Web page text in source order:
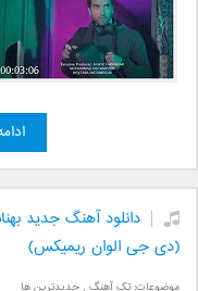
دانلود آهنگ جدید
(دی جی الوان ریمیکس)
موضوعات:تک آهنگ ,جدیدترین ها